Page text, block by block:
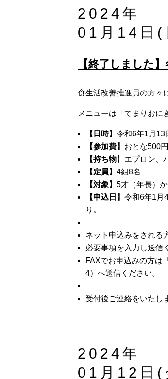
2024年
01月14日(
【終了しました
食生活改善推進員の方々
メニューは「てまりおに
【日時】 令和6年1月13
【参加費】 おとな500
【持ち物】エプロン、
【定員】 4組8名
【対象】 5才（年長）
【申込日】 令和6年1月
り。
ネット申込みをされる
必要事項を入力し送信
FAXでお申込みの方は
4）へ送信ください。
受付後ご連絡をいたし
2024年
01月12日(